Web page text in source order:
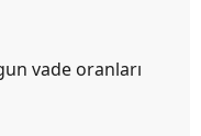
vade oranları